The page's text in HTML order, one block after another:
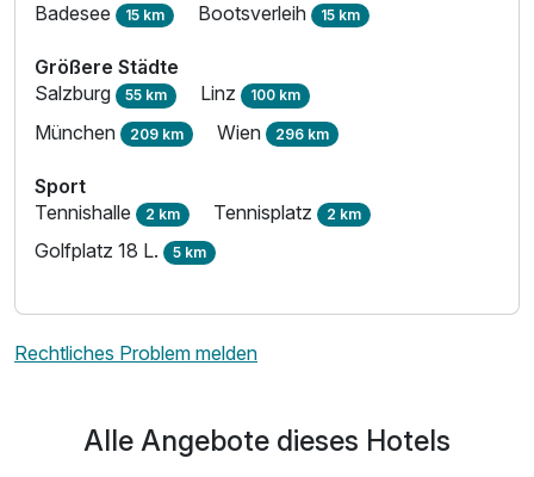
Badesee 15 km Bootsverleih 15 km
Größere Städte
Salzburg 55 km Linz 100 km
München 209 km Wien 296 km
Sport
Tennishalle 2 km Tennisplatz 2 km
Golfplatz 18 L. 5 km
Rechtliches Problem melden
Alle Angebote dieses Hotels